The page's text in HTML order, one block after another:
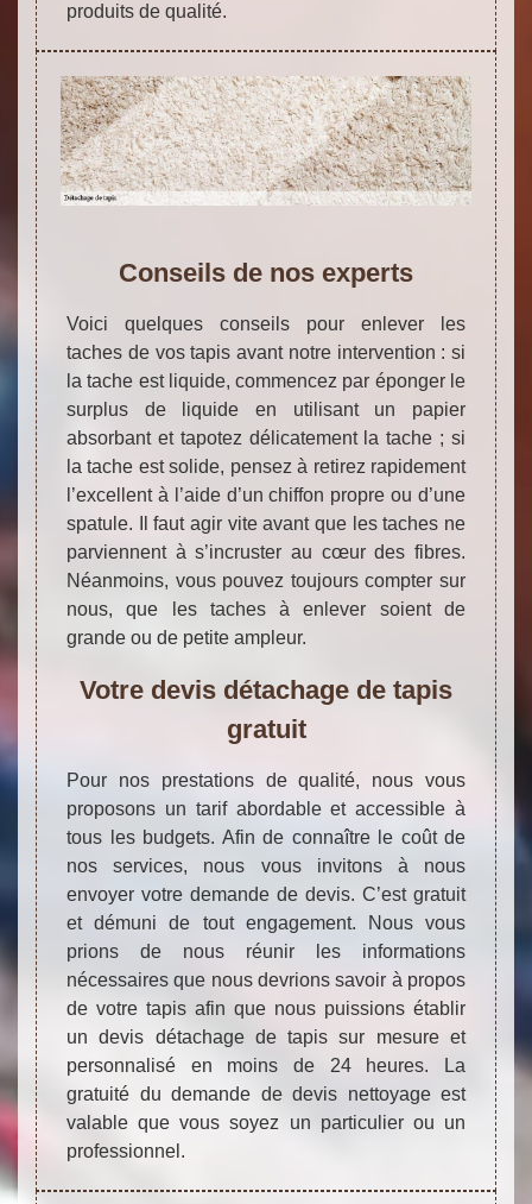
produits de qualité.
Conseils de nos experts
Voici quelques conseils pour enlever les
taches de vos tapis avant notre intervention : si
la tache est liquide, commencez par éponger le
surplus de liquide en utilisant un papier
absorbant et tapotez délicatement la tache ; si
la tache est solide, pensez à retirez rapidement
l’excellent à l’aide d’un chiffon propre ou d’une
spatule. Il faut agir vite avant que les taches ne
parviennent à s’incruster au cœur des fibres.
Néanmoins, vous pouvez toujours compter sur
nous, que les taches à enlever soient de
grande ou de petite ampleur.
Votre devis détachage de tapis
gratuit
Pour nos prestations de qualité, nous vous
proposons un tarif abordable et accessible à
tous les budgets. Afin de connaître le coût de
nos services, nous vous invitons à nous
envoyer votre demande de devis. C’est gratuit
et démuni de tout engagement. Nous vous
prions de nous réunir les informations
nécessaires que nous devrions savoir à propos
de votre tapis afin que nous puissions établir
un devis détachage de tapis sur mesure et
personnalisé en moins de 24 heures. La
gratuité du demande de devis nettoyage est
valable que vous soyez un particulier ou un
professionnel.